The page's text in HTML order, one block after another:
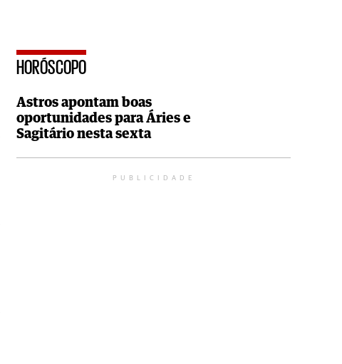
HORÓSCOPO
Astros apontam boas
oportunidades para Áries e
Sagitário nesta sexta
PUBLICIDADE